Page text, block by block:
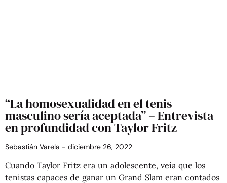
“La homosexualidad en el tenis
masculino sería aceptada” – Entrevista
en profundidad con Taylor Fritz
Sebastián Varela diciembre 26, 2022
Cuando Taylor Fritz era un adolescente, veía que los
tenistas capaces de ganar un Grand Slam eran contados